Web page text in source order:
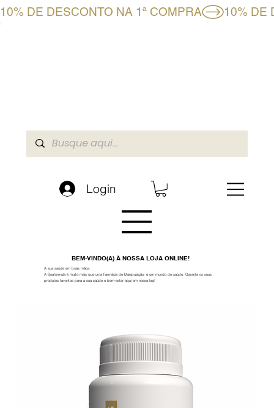
10% DE DESCONTO NA 1ª COMPRA
Login
BEM-VINDO(A) À NOSSA LOJA ONLINE!
A sua saúde em boas mãos.
A Boaformula é muito mais que uma Farmácia de Manipulação, é um mundo de saúde. Garanta os seus
produtos favoritos para a sua saúde e bem-estar aqui em nossa loja!